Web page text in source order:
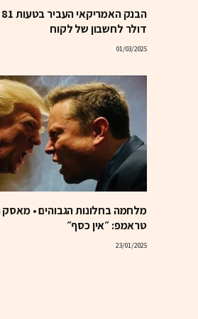
דולר לחשבון של לקוח
01/03/2025
מלחמה בחלונות הגבוהים • מאסק
טראמפ: ״אין כסף״
23/01/2025